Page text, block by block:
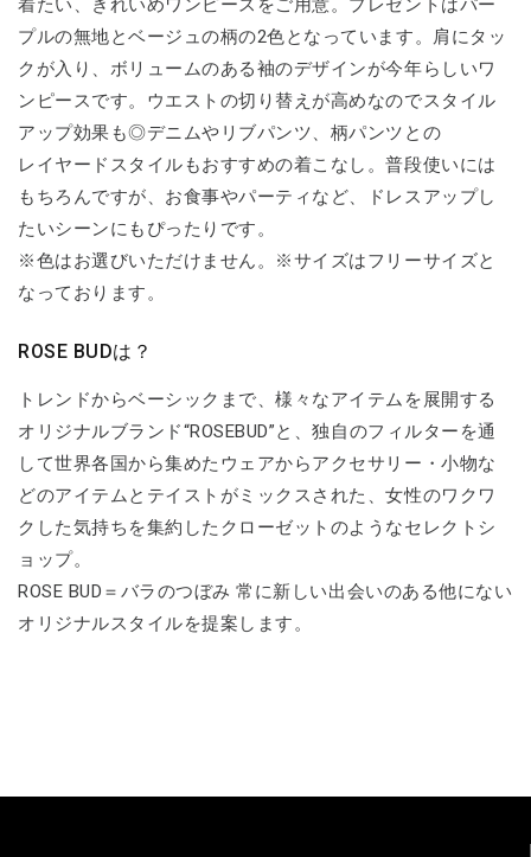
着たい、きれいめワンピースをご用意。プレゼントはパー
プルの無地とベージュの柄の2色となっています。肩にタッ
クが入り、ボリュームのある袖のデザインが今年らしいワ
ンピースです。ウエストの切り替えが高めなのでスタイル
アップ効果も◎デニムやリブパンツ、柄パンツとの
レイヤードスタイルもおすすめの着こなし。普段使いには
もちろんですが、お食事やパーティなど、ドレスアップし
たいシーンにもぴったりです。
※色はお選びいただけません。※サイズはフリーサイズと
なっております。
ROSE BUDは？
トレンドからベーシックまで、様々なアイテムを展開する
オリジナルブランド“ROSEBUD”と、独自のフィルターを通
して世界各国から集めたウェアからアクセサリー・小物な
どのアイテムとテイストがミックスされた、女性のワクワ
クした気持ちを集約したクローゼットのようなセレクトシ
ョップ。
ROSE BUD＝バラのつぼみ 常に新しい出会いのある他にない
オリジナルスタイルを提案します。